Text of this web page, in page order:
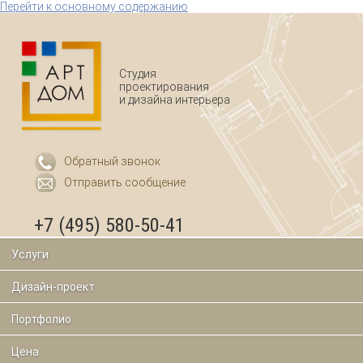
Перейти к основному содержанию
Студия
проектирования
и дизайна интерьера
Обратный звонок
Отправить сообщение
+7 (495) 580-50-41
Услуги
Дизайн-проект
Портфолио
Цена